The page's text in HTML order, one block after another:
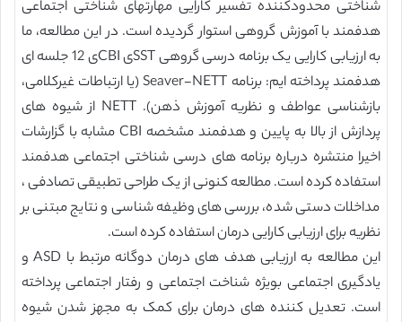
شناختی محدودکننده تفسیر کارایی مهارتهای شناختی اجتماعی
هدفمند با آموزش گروهی استوار گردیده است. در این مطالعه، ما
به ارزیابی کارایی یک برنامه درسی گروهی SSTی CBIی 12 جلسه ای
هدفمند پرداخته ایم: برنامه Seaver-NETT (یا ارتباطات غیرکلامی،
بازشناسی عواطف و نظریه آموزش ذهن). NETT از شیوه های
پردازش از بالا به پایین و هدفمند مشخصه CBI مشابه با گزارشات
اخیرا منتشره درباره برنامه های درسی شناختی اجتماعی هدفمند
استفاده کرده است. مطالعه کنونی از یک طراحی تطبیقی تصادفی ،
مداخلات دستی شده، بررسی های وظیفه شناسی و نتایج مبتنی بر
نظریه برای ارزیابی کارایی درمان استفاده کرده است.
این مطالعه به ارزیابی هدف های درمان دوگانه مرتبط با ASD و
یادگیری اجتماعی بویژه شناخت اجتماعی و رفتار اجتماعی پرداخته
است. تعدیل کننده های درمان برای کمک به مجهز شدن شیوه